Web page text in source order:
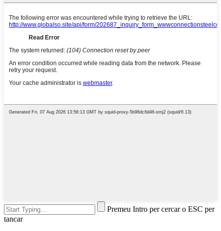
Premeu Intro per cercar o ESC per
tancar